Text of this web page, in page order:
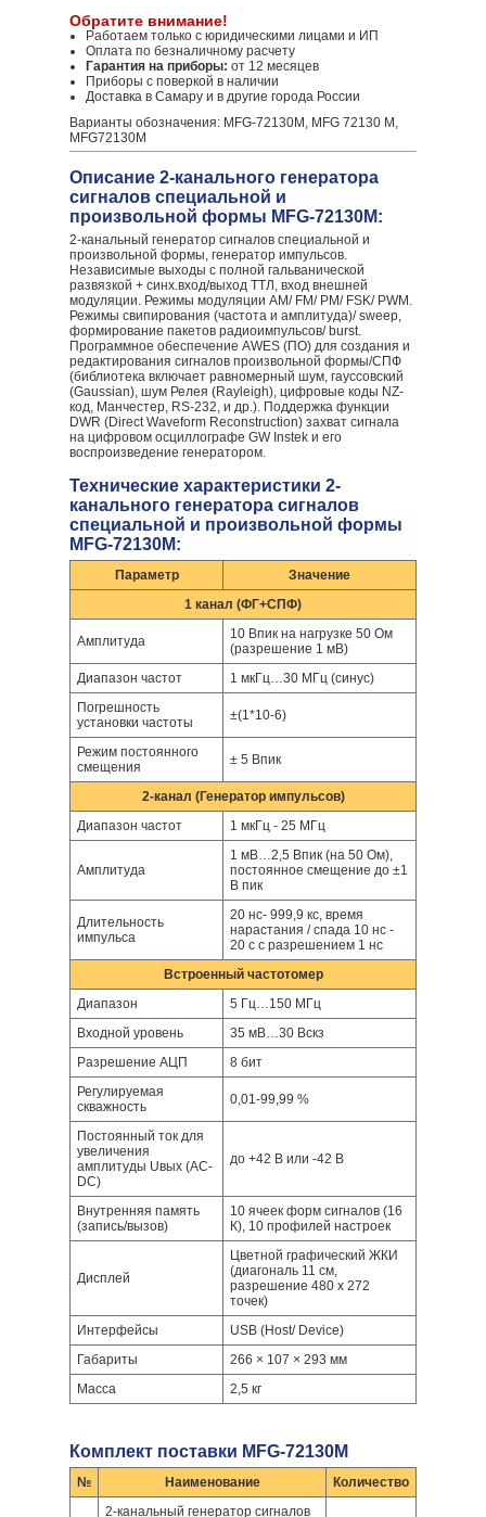
Обратите внимание!
Работаем только с юридическими лицами и ИП
Оплата по безналичному расчету
Гарантия на приборы: от 12 месяцев
Приборы с поверкой в наличии
Доставка в Самару и в другие города России
Варианты обозначения: MFG-72130M, MFG 72130 M,
MFG72130M
Описание 2-канального генератора
сигналов специальной и
произвольной формы MFG-72130M:
2-канальный генератор сигналов специальной и
произвольной формы, генератор импульсов.
Независимые выходы с полной гальванической
развязкой + синх.вход/выход ТТЛ, вход внешней
модуляции. Режимы модуляции AM/ FM/ PM/ FSK/ PWM.
Режимы свипирования (частота и амплитуда)/ sweep,
формирование пакетов радиоимпульсов/ burst.
Программное обеспечение AWES (ПО) для создания и
редактирования сигналов произвольной формы/СПФ
(библиотека включает равномерный шум, гауссовский
(Gaussian), шум Релея (Rayleigh), цифровые коды NZ-
код, Манчестер, RS-232, и др.). Поддержка функции
DWR (Direct Waveform Reconstruction) захват сигнала
на цифровом осциллографе GW Instek и его
воспроизведение генератором.
Технические характеристики 2-
канального генератора сигналов
специальной и произвольной формы
MFG-72130M:
Параметр
Значение
1 канал (ФГ+СПФ)
Амплитуда
10 Впик на нагрузке 50 Ом
(разрешение 1 мВ)
Диапазон частот
1 мкГц…30 МГц (синус)
Погрешность
установки частоты
±(1*10-6)
Режим постоянного
смещения
± 5 Впик
2-канал (Генератор импульсов)
Диапазон частот
1 мкГц - 25 МГц
Амплитуда
1 мВ…2,5 Впик (на 50 Ом),
постоянное смещение до ±1
В пик
Длительность
импульса
20 нс- 999,9 кс, время
нарастания / спада 10 нс -
20 с с разрешением 1 нс
Встроенный частотомер
Диапазон
5 Гц…150 МГц
Входной уровень
35 мВ…30 Вскз
Разрешение АЦП
8 бит
Регулируемая
скважность
0,01-99,99 %
Постоянный ток для
увеличения
амплитуды Uвых (AC-
DC)
до +42 В или -42 В
Внутренняя память
(запись/вызов)
10 ячеек форм сигналов (16
К), 10 профилей настроек
Дисплей
Цветной графический ЖКИ
(диагональ 11 см,
разрешение 480 х 272
точек)
Интерфейсы
USB (Host/ Device)
Габариты
266 × 107 × 293 мм
Масса
2,5 кг
Комплект поставки MFG-72130M
№ Наименование
Количество
2-канальный генератор сигналов